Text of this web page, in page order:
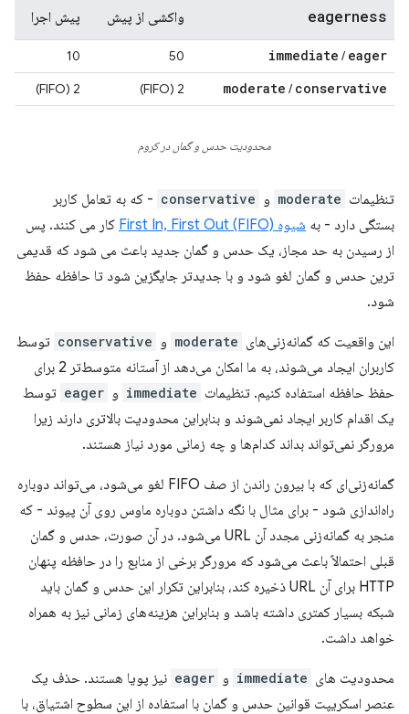
eagerness واکشی از پیش پیش اجرا
immediate / eager
50
10
moderate / conservative
2 (FIFO)
2 (FIFO)
محدودیت حدس و گمان در کروم
تنظیمات moderate ​​و conservative - که به تعامل کاربر
بستگی دارد - به شیوه First In, First Out (FIFO)
کار می کنند. پس
از رسیدن به حد مجاز، یک حدس و گمان جدید باعث می شود که قدیمی
ترین حدس و گمان لغو شود و با جدیدتر جایگزین شود تا حافظه حفظ
شود.
این واقعیت که گمانه‌زنی‌های moderate و conservative توسط
کاربران ایجاد می‌شوند، به ما امکان می‌دهد از آستانه متوسط‌تر 2 برای
حفظ حافظه استفاده کنیم. تنظیمات immediate و eager توسط
یک اقدام کاربر ایجاد نمی‌شوند و بنابراین محدودیت بالاتری دارند زیرا
مرورگر نمی‌تواند بداند کدام‌ها و چه زمانی مورد نیاز هستند.
گمانه‌زنی‌ای که با بیرون راندن از صف FIFO لغو می‌شود، می‌تواند دوباره
راه‌اندازی شود - برای مثال با نگه داشتن دوباره ماوس روی آن پیوند - که
منجر به گمانه‌زنی مجدد آن URL می‌شود. در آن صورت، حدس و گمان
قبلی احتمالاً باعث می‌شود که مرورگر برخی از منابع را در حافظه پنهان
HTTP برای آن URL ذخیره کند، بنابراین تکرار این حدس و گمان باید
شبکه بسیار کمتری داشته باشد و بنابراین هزینه‌های زمانی نیز به همراه
خواهد داشت.
محدودیت های immediate و eager نیز پویا هستند. حذف یک
عنصر اسکریپت قوانین حدس و گمان با استفاده از این سطوح اشتیاق، با